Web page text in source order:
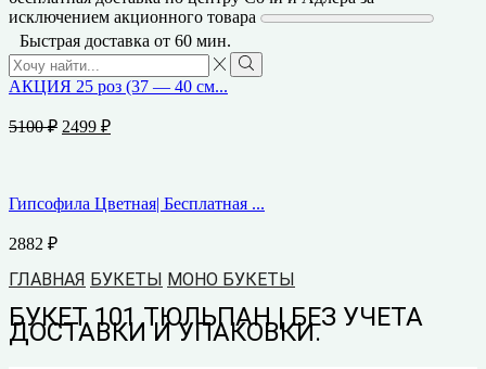
исключением акционного товара
Быстрая доставка от 60 мин.
Search
input
Search
АКЦИЯ 25 роз (37 — 40 см...
5100₽ Первоначальная
2499 ₽Текущая
Гипсофила Цветная| Бесплатная ...
2882 ₽
ГЛАВНАЯ БУКЕТЫ МОНО БУКЕТЫ
БУКЕТ 101 ТЮЛЬПАН | БЕЗ УЧЕТА
ДОСТАВКИ И УПАКОВКИ.